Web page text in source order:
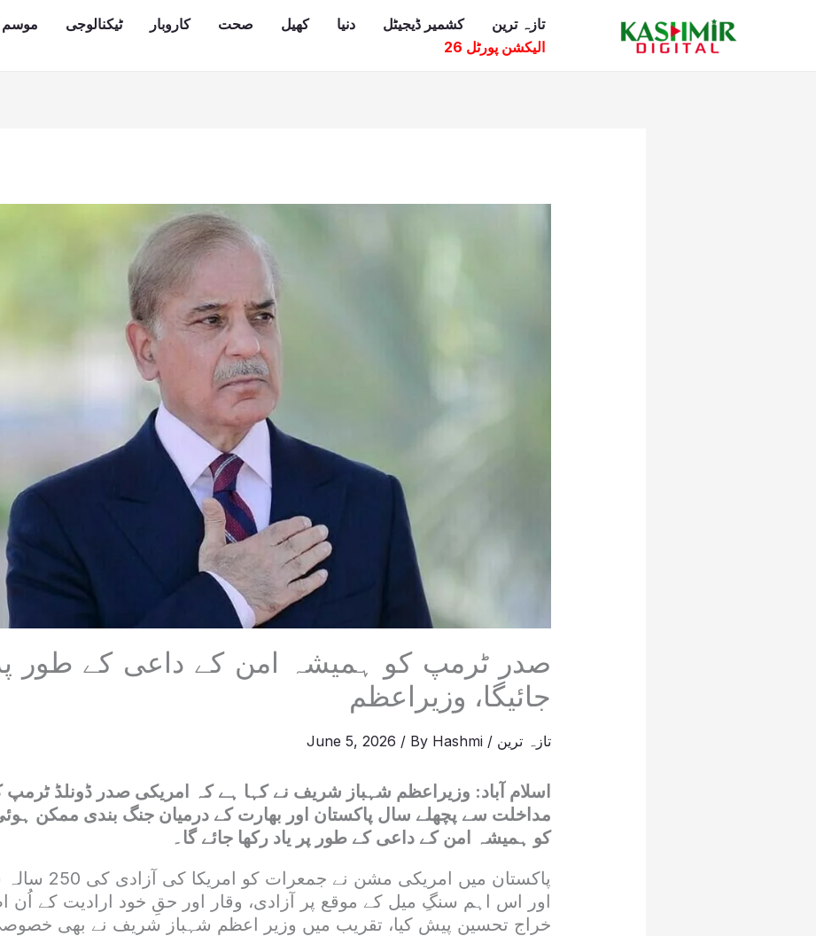
تازہ ترین کشمیر ڈیجیٹل دنیا کھیل صحت کاروبار ٹیکنالوجی موسم
الیکشن پورٹل 26
صدر ٹرمپ کو ہمیشہ امن کے داعی کے طور پر
جائیگا، وزیراعظم
تازہ ترین /
June 5, 2026 / By Hashmi
اسلام آباد: وزیراعظم شہباز شریف نے کہا ہے کہ امریکی صدر ڈونلڈ
مداخلت سے پچھلے سال پاکستان اور بھارت کے درمیان جنگ بندی ممکن
کو ہمیشہ امن کے داعی کے طور پر یاد رکھا جائے گا۔
پاکستان میں امریکی
اور اس اہم سنگِ میل کے موقع پر آزادی، وقار اور حقِ خود ارادیت کے اُن
خراجِ تحسین پیش کیا، تقریب میں وزیر اعظم شہباز شریف نے بھی